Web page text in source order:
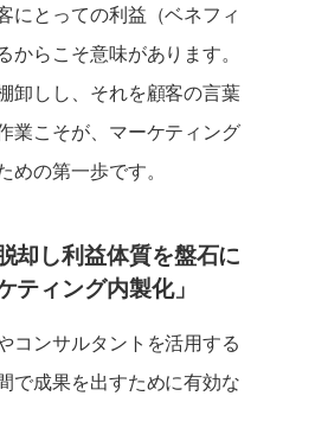
にとっての利益（ベネフィ
からこそ意味があります。
卸しし、それを顧客の言葉
業こそが、マーケティング
めの第一歩です。
却し利益体質を盤石に
ティング内製化」
コンサルタントを活用する
で成果を出すために有効な